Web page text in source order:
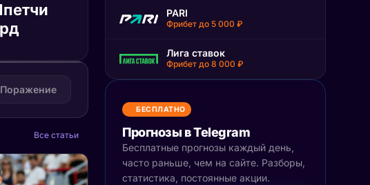
Поражение
Все статьи
PARI
Фрибет до 5 000 ₽
Лига ставок
Фрибет до 8 000 ₽
БЕСПЛАТНО
Прогнозы в Telegram
Бесплатные прогнозы каждый день,
часто раньше, чем на сайте. Разборы,
статистика, постоянные акции.